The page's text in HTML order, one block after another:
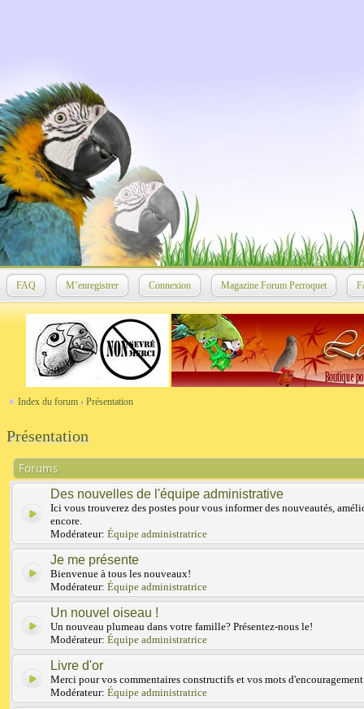
FAQ M’enregistrer Connexion Magazine Forum Perroquet
Index du forum ‹ Présentation
Présentation
Forums
Des nouvelles de l'équipe administrative
Ici vous trouverez des postes pour vous informer des nouveautés,
encore.
Modérateur: Équipe administratrice
Je me présente
Bienvenue à tous les nouveaux!
Modérateur: Équipe administratrice
Un nouvel oiseau !
Un nouveau plumeau dans votre famille? Présentez-nous le!
Modérateur: Équipe administratrice
Livre d'or
Merci pour vos commentaires constructifs et vos mots
Modérateur: Équipe administratrice